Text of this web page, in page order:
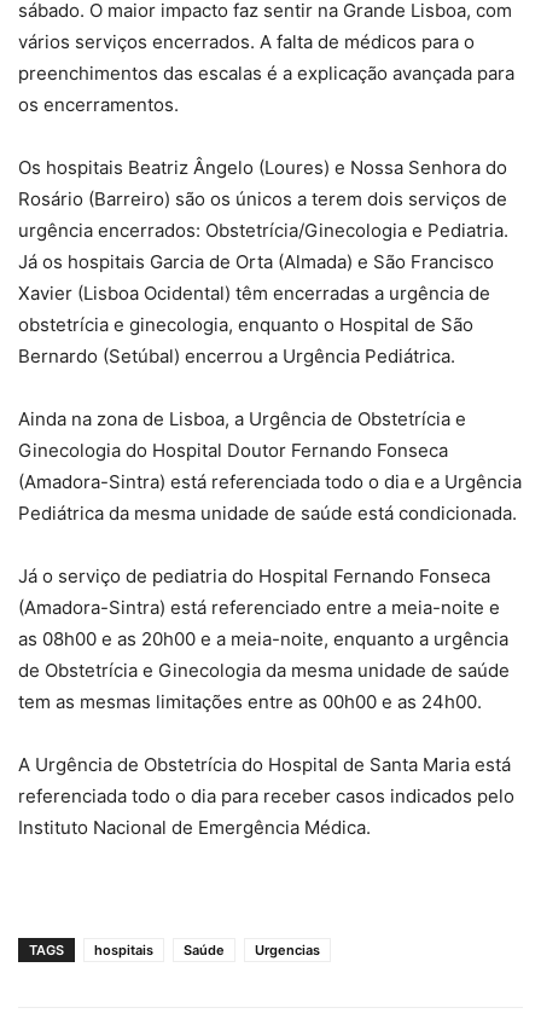
sábado. O maior impacto faz sentir na Grande Lisboa, com
vários serviços encerrados. A falta de médicos para o
preenchimentos das escalas é a explicação avançada para
os encerramentos.
Os hospitais Beatriz Ângelo (Loures) e Nossa Senhora do
Rosário (Barreiro) são os únicos a terem dois serviços de
urgência encerrados: Obstetrícia/Ginecologia e Pediatria.
Já os hospitais Garcia de Orta (Almada) e São Francisco
Xavier (Lisboa Ocidental) têm encerradas a urgência de
obstetrícia e ginecologia, enquanto o Hospital de São
Bernardo (Setúbal) encerrou a Urgência Pediátrica.
Ainda na zona de Lisboa, a Urgência de Obstetrícia e
Ginecologia do Hospital Doutor Fernando Fonseca
(Amadora-Sintra) está referenciada todo o dia e a Urgência
Pediátrica da mesma unidade de saúde está condicionada.
Já o serviço de pediatria do Hospital Fernando Fonseca
(Amadora-Sintra) está referenciado entre a meia-noite e
as 08h00 e as 20h00 e a meia-noite, enquanto a urgência
de Obstetrícia e Ginecologia da mesma unidade de saúde
tem as mesmas limitações entre as 00h00 e as 24h00.
A Urgência de Obstetrícia do Hospital de Santa Maria está
referenciada todo o dia para receber casos indicados pelo
Instituto Nacional de Emergência Médica.
TAGS hospitais Saúde Urgencias